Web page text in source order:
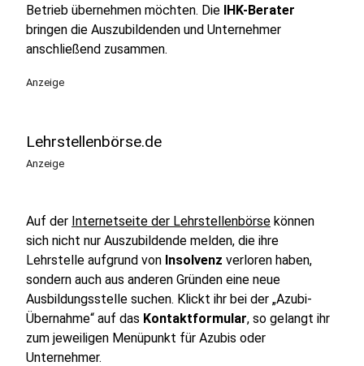
Betrieb übernehmen möchten. Die IHK-Berater
bringen die Auszubildenden und Unternehmer
anschließend zusammen.
Anzeige
Lehrstellenbörse.de
Anzeige
Auf der Internetseite der Lehrstellenbörse können
sich nicht nur Auszubildende melden, die ihre
Lehrstelle aufgrund von Insolvenz verloren haben,
sondern auch aus anderen Gründen eine neue
Ausbildungsstelle suchen. Klickt ihr bei der „Azubi-
Übernahme“ auf das Kontaktformular, so gelangt ihr
zum jeweiligen Menüpunkt für Azubis oder
Unternehmer.